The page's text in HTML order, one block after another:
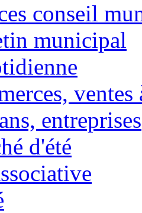
conseil
municipal
ventes
entreprises
d'été